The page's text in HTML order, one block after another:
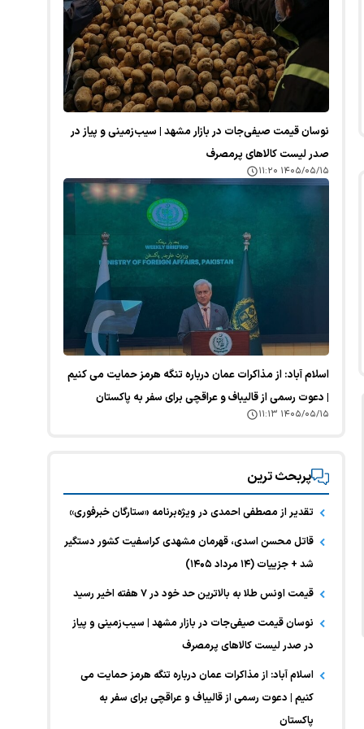
نوسان قیمت صیفی‌جات در بازار مشهد | سیب‌زمینی و پیاز در
صدر لیست کالا‌های پرمصرف
۱۴۰۵/۰۵/۱۵ ۱۱:۲۰
اسلام آباد: از مذاکرات عمان درباره تنگه هرمز حمایت می کنیم
| دعوت رسمی از قالیباف و عراقچی برای سفر به پاکستان
۱۴۰۵/۰۵/۱۵ ۱۱:۱۳
پربحث ترین
تقدیر از مصطفی احمدی در ویژه‌برنامه «ستارگان خبرفوری»
قاتل محسن اسدی، قهرمان مشهدی کراسفیت کشور دستگیر
شد + جزییات (۱۴ مرداد ۱۴۰۵)
قیمت اونس طلا به بالاترین حد خود در ۷ هفته اخیر رسید
نوسان قیمت صیفی‌جات در بازار مشهد | سیب‌زمینی و پیاز
در صدر لیست کالا‌های پرمصرف
اسلام آباد: از مذاکرات عمان درباره تنگه هرمز حمایت می
کنیم | دعوت رسمی از قالیباف و عراقچی برای سفر به
پاکستان